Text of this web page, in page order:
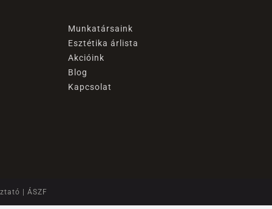
Munkatársaink
Esztétika árlista
Akcióink
Blog
Kapcsolat
ÁSZF